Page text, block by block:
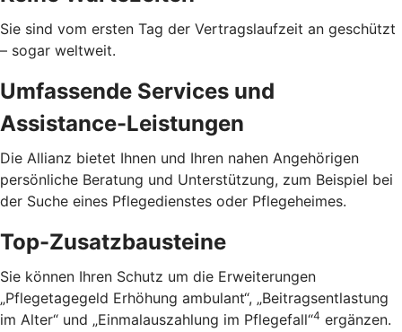
Sie sind vom ersten Tag der Vertragslaufzeit an geschützt
– sogar weltweit.
Umfassende Services und
Assistance-Leistungen
Die Allianz bietet Ihnen und Ihren nahen Angehörigen
persönliche Beratung und Unterstützung, zum Beispiel bei
der Suche eines Pflegedienstes oder Pflegeheimes.
Top-Zusatzbausteine
Sie können Ihren Schutz um die Erweiterungen
„Pflegetagegeld Erhöhung ambulant“, „Beitragsentlastung
im Alter“ und „Einmalauszahlung im Pflegefall“4 ergänzen.